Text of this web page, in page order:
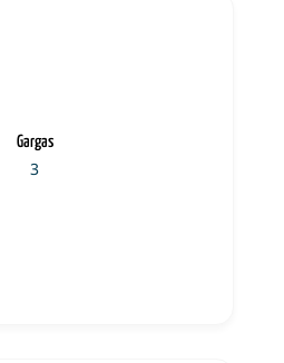
Gargas
3